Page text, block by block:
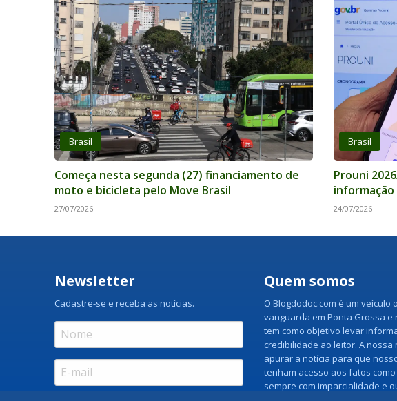
Brasil
Começa nesta segunda (27) financiamento de
moto e bicicleta pelo Move Brasil
27/07/2026
Brasil
Prouni
informação
24/07/2026
Newsletter
Cadastre-se e receba as notícias.
Quem somos
O Blogdodoc.com é um veículo
vanguarda em Ponta Grossa e
tem como objetivo levar
credibilidade ao leitor. A nossa
apurar a notícia para que
tenham acesso aos fatos
sempre com imparcialidade e